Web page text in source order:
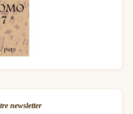
newsletter